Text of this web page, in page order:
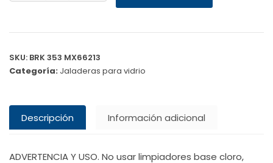
SKU: BRK 353 MX66213
Categoría: Jaladeras para vidrio
Descripción Información adicional
ADVERTENCIA Y USO. No usar limpiadores base cloro,